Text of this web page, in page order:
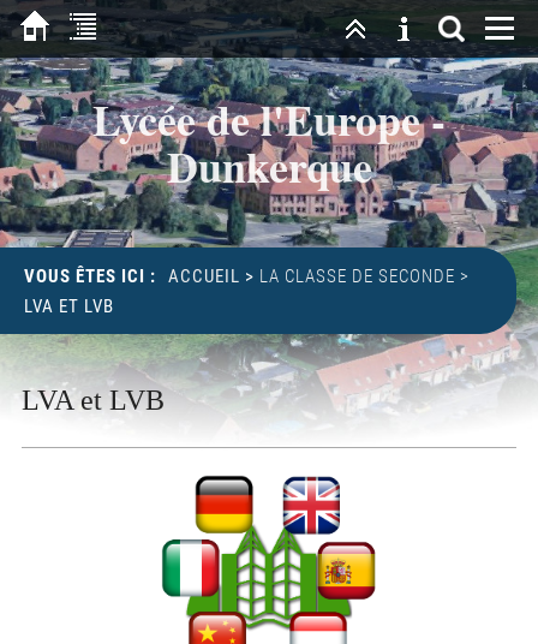
Lycée de l'Europe -
Dunkerque
VOUS ÊTES ICI : ACCUEIL > LA CLASSE DE SECONDE >
LVA ET LVB
LVA et LVB